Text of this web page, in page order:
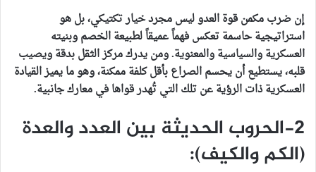
إن ضرب مكمن قوة العدو ليس مجرد خيار تكتيكي، بل هو
استراتيجية حاسمة تعكس فهماً عميقاً لطبيعة الخصم وبنيته
العسكرية والسياسية والمعنوية. ومن يدرك مركز الثقل بدقة ويصيب
قلبه، يستطيع أن يحسم الصراع بأقل كلفة ممكنة، وهو ما يميز القيادة
العسكرية ذات الرؤية عن تلك التي تُهدر قواها في معارك جانبية.
2-الحروب الحديثة بين العدد والعدة
(الكم والكيف):